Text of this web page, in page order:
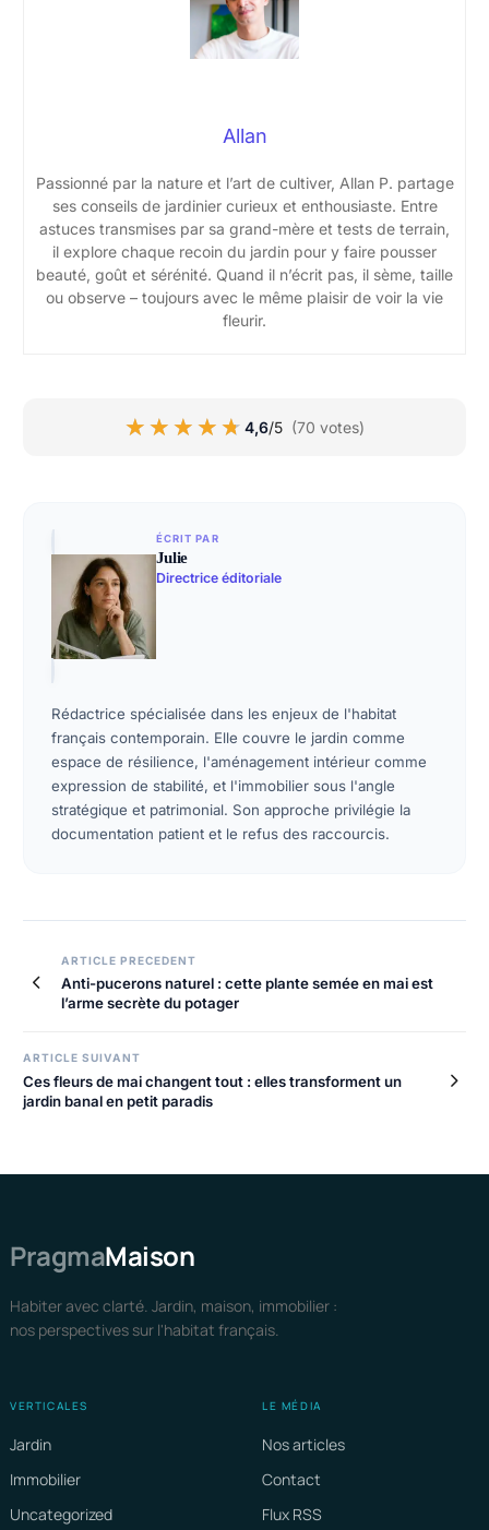
Allan
Passionné par la nature et l’art de cultiver, Allan P. partage
ses conseils de jardinier curieux et enthousiaste. Entre
astuces transmises par sa grand-mère et tests de terrain,
il explore chaque recoin du jardin pour y faire pousser
beauté, goût et sérénité. Quand il n’écrit pas, il sème, taille
ou observe – toujours avec le même plaisir de voir la vie
fleurir.
★★★★★
★★★★★ 4,6/5 (70 votes)
ÉCRIT PAR
Julie
Directrice éditoriale
Rédactrice spécialisée dans les enjeux de l'habitat
français contemporain. Elle couvre le jardin comme
espace de résilience, l'aménagement intérieur comme
expression de stabilité, et l'immobilier sous l'angle
stratégique et patrimonial. Son approche privilégie la
documentation patient et le refus des raccourcis.
ARTICLE PRECEDENT
Anti-pucerons naturel : cette plante semée en mai est
l’arme secrète du potager
ARTICLE SUIVANT
Ces fleurs de mai changent tout : elles transforment un
jardin banal en petit paradis
PragmaMaison
Habiter avec clarté. Jardin, maison, immobilier :
nos perspectives sur l'habitat français.
VERTICALES
Jardin
Immobilier
Uncategorized
LE MÉDIA
Nos articles
Contact
Flux RSS